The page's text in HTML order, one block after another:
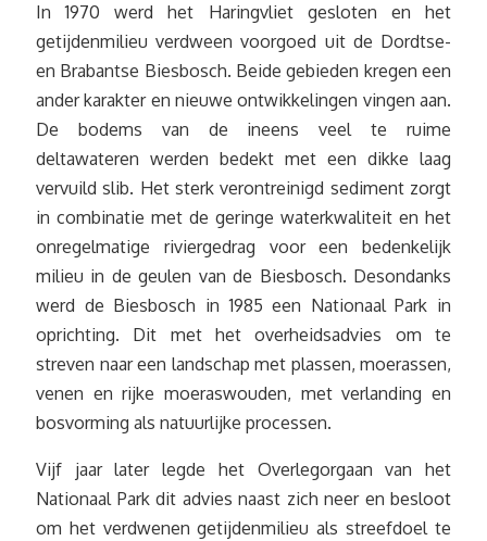
In 1970 werd het Haringvliet gesloten en het
getijdenmilieu verdween voorgoed uit de Dordtse-
en Brabantse Biesbosch. Beide gebieden kregen een
ander karakter en nieuwe ontwikkelingen vingen aan.
De bodems van de ineens veel te ruime
deltawateren werden bedekt met een dikke laag
vervuild slib. Het sterk verontreinigd sediment zorgt
in combinatie met de geringe waterkwaliteit en het
onregelmatige riviergedrag voor een bedenkelijk
milieu in de geulen van de Biesbosch. Desondanks
werd de Biesbosch in 1985 een Nationaal Park in
oprichting. Dit met het overheidsadvies om te
streven naar een landschap met plassen, moerassen,
venen en rijke moeraswouden, met verlanding en
bosvorming als natuurlijke processen.
Vijf jaar later legde het Overlegorgaan van het
Nationaal Park dit advies naast zich neer en besloot
om het verdwenen getijdenmilieu als streefdoel te